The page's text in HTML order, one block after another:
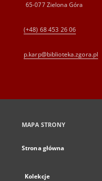
65-077 Zielona Góra
(+48) 68 453 26 06
p.karp@biblioteka.zgora.pl
MAPA STRONY
Strona główna
Kolekcje